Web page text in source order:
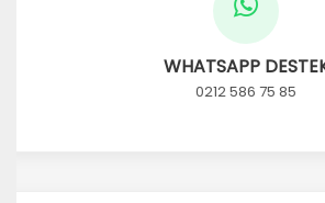
WHATSAPP
0212 586 75 85